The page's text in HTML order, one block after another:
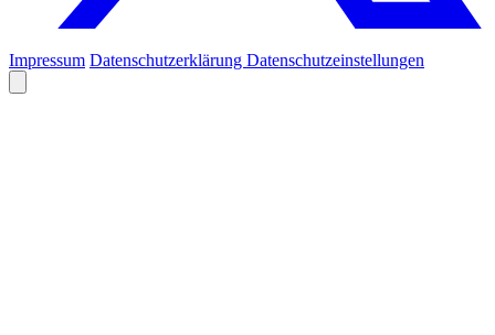
Impressum Datenschutzerklärung Datenschutzeinstellungen